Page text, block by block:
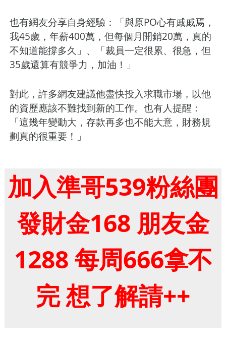
也有網友分享自身經驗：「與原PO心有戚戚焉，
我45歲，年薪400萬，但每個月開銷20萬，真的
不知道能撐多久」、「裁員一定很累、很急，但
35歲還算有競爭力，加油！」
對此，許多網友建議他盡快投入求職市場，以他
的資歷應該不難找到新的工作。也有人提醒：
「這幾年變動大，存款再多也不能大意，財務規
劃真的很重要！」
加入準哥539粉絲團
發財金168 朋友金
1288 每周666拿不
完 想了解請++